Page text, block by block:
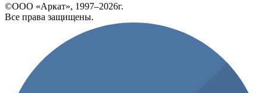
©ООО «Аркат», 1997–2026г.
Все права защищены.